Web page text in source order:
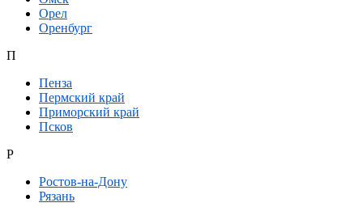
Орел
Оренбург
П
Пенза
Пермский край
Приморский край
Псков
Р
Ростов-на-Дону
Рязань